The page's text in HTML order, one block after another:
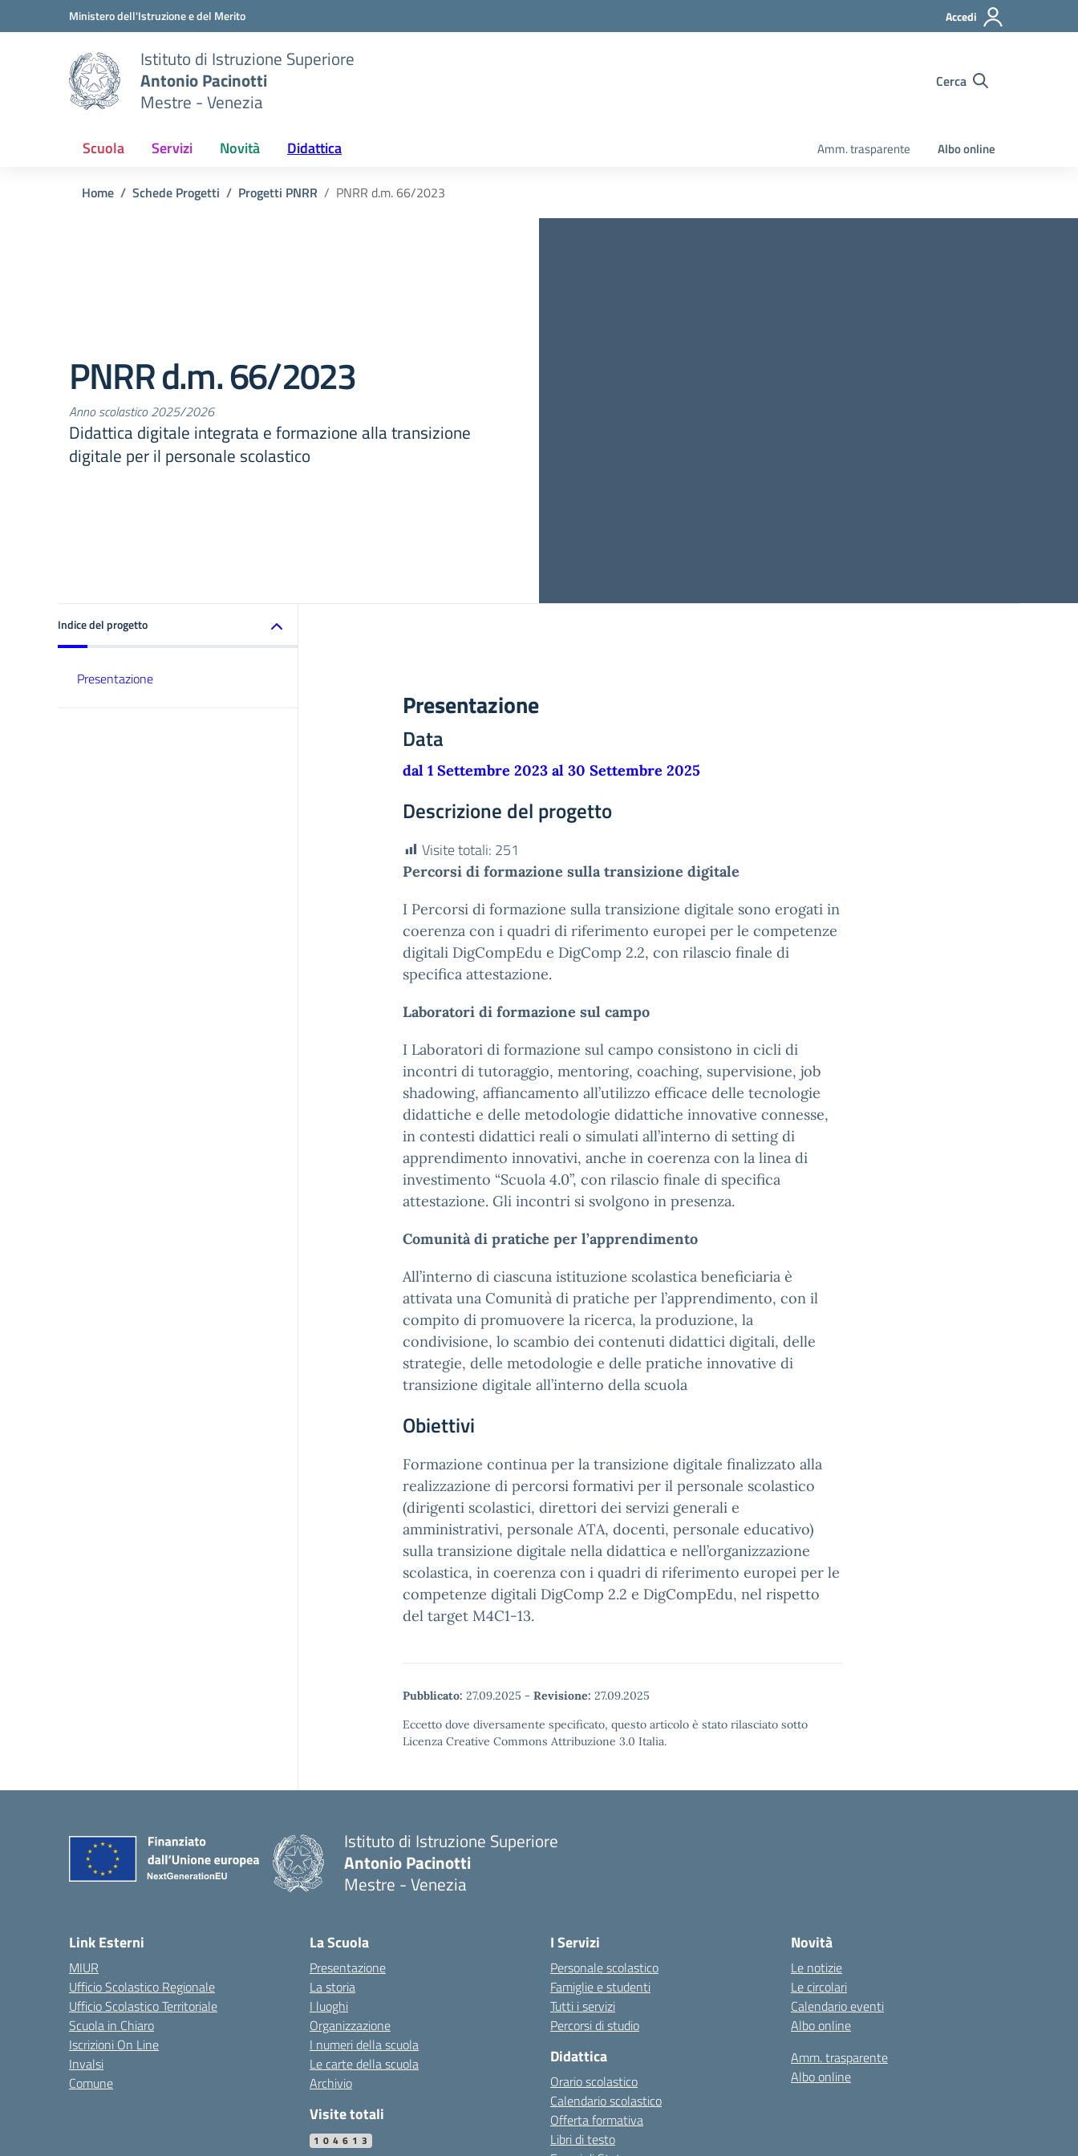
Vai ai contenuti
Vai al menu di navigazioneMinistero dell'Istruzione e del Merito Accedi
Istituto di Istruzione Superiore
Antonio Pacinotti
Mestre - Venezia
Cerca
Scuola Servizi Novità Didattica Amm. trasparente Albo online
Home Schede Progetti Progetti PNRR PNRR d.m. 66/2023
PNRR d.m. 66/2023
Anno scolastico 2025/2026
Didattica digitale integrata e formazione alla transizione
digitale per il personale scolastico
Indice del progetto
Presentazione
Presentazione
Data
dal 1 Settembre 2023 al 30 Settembre 2025
Descrizione del progetto
Visite totali: 251
Percorsi di formazione sulla transizione digitale
I Percorsi di formazione sulla transizione digitale sono erogati in
coerenza con i quadri di riferimento europei per le competenze
digitali DigCompEdu e DigComp 2.2, con rilascio finale di
specifica attestazione.
Laboratori di formazione sul campo
I Laboratori di formazione sul campo consistono in cicli di
incontri di tutoraggio, mentoring, coaching, supervisione, job
shadowing, affiancamento all’utilizzo efficace delle tecnologie
didattiche e delle metodologie didattiche innovative connesse,
in contesti didattici reali o simulati all’interno di setting di
apprendimento innovativi, anche in coerenza con la linea di
investimento “Scuola 4.0”, con rilascio finale di specifica
attestazione. Gli incontri si svolgono in presenza.
Comunità di pratiche per l’apprendimento
All’interno di ciascuna istituzione scolastica beneficiaria è
attivata una Comunità di pratiche per l’apprendimento, con il
compito di promuovere la ricerca, la produzione, la
condivisione, lo scambio dei contenuti didattici digitali, delle
strategie, delle metodologie e delle pratiche innovative di
transizione digitale all’interno della scuola
Obiettivi
Formazione continua per la transizione digitale finalizzato alla
realizzazione di percorsi formativi per il personale scolastico
(dirigenti scolastici, direttori dei servizi generali e
amministrativi, personale ATA, docenti, personale educativo)
sulla transizione digitale nella didattica e nell’organizzazione
scolastica, in coerenza con i quadri di riferimento europei per le
competenze digitali DigComp 2.2 e DigCompEdu, nel rispetto
del target M4C1-13.
Pubblicato: 27.09.2025 - Revisione: 27.09.2025
Eccetto dove diversamente specificato, questo articolo è stato rilasciato sotto
Licenza Creative Commons Attribuzione 3.0 Italia.
Istituto di Istruzione Superiore
Antonio Pacinotti
Mestre - Venezia
Link Esterni
MIUR
Ufficio Scolastico Regionale
Ufficio Scolastico Territoriale
Scuola in Chiaro
Iscrizioni On Line
Invalsi
Comune
La Scuola
Presentazione
La storia
I luoghi
Organizzazione
I numeri della scuola
Le carte della scuola
Archivio
Visite totali
104613
I Servizi
Personale scolastico
Famiglie e studenti
Tutti i servizi
Percorsi di studio
Didattica
Orario scolastico
Calendario scolastico
Offerta formativa
Libri di testo
Novità
Le notizie
Le circolari
Calendario eventi
Albo online
Amm. trasparente
Albo online